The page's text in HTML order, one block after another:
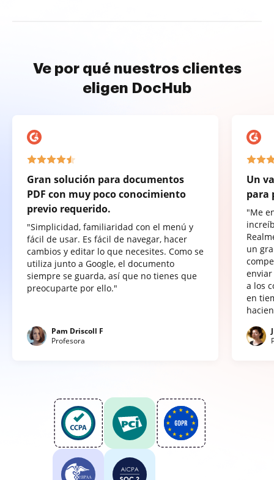
Ve por qué nuestros clientes
eligen DocHub
Gran solución para documentos
PDF con muy poco conocimiento
previo requerido.
"Simplicidad, familiaridad con el menú y
fácil de usar. Es fácil de navegar, hacer
cambios y editar lo que necesites. Como se
utiliza junto a Google, el documento
siempre se guarda, así que no tienes que
preocuparte por ello."
Pam Driscoll F
Profesora
Un
para
"Me
un
a los
en